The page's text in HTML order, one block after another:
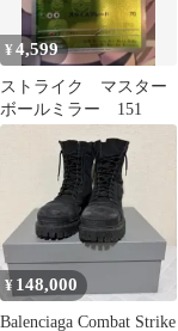
¥4,599
ストライク マスター
ボールミラー 151
¥ 148,000
Balenciaga Combat Strike